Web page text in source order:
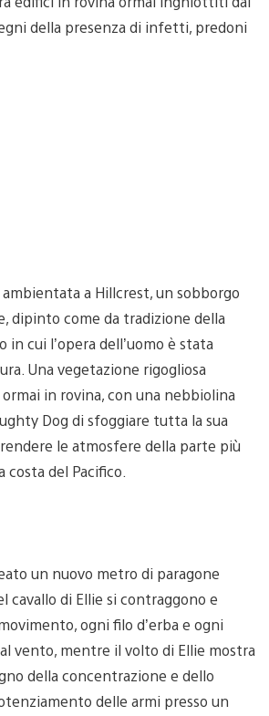
della presenza di infetti, predoni
a Hillcrest, un sobborgo
dipinto come da tradizione della
in cui l’opera dell’uomo è stata
Una vegetazione rigogliosa
in rovina, con una nebbiolina
Dog di sfoggiare tutta la sua
le atmosfere della parte più
del Pacifico.
un nuovo metro di paragone
cavallo di Ellie si contraggono e
ogni filo d’erba e ogni
vento, mentre il volto di Ellie mostra
della concentrazione e dello
delle armi presso un